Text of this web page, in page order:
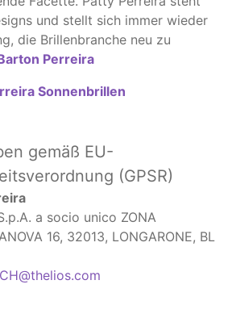
und stellt sich immer wieder
die Brillenbranche neu zu
Perreira
Sonnenbrillen
gemäß EU-
(GPSR)
a socio unico ZONA
16, 32013, LONGARONE, BL